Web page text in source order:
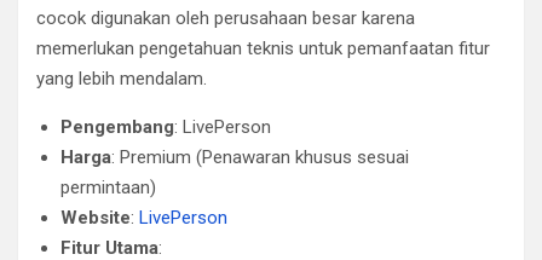
cocok digunakan oleh perusahaan besar karena
memerlukan pengetahuan teknis untuk pemanfaatan fitur
yang lebih mendalam.
Pengembang: LivePerson
Harga: Premium (Penawaran khusus sesuai
permintaan)
Website: LivePerson
Fitur Utama: